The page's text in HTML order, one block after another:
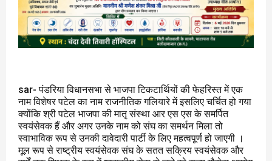
sar- पंडरिया विधानसभा से भाजपा टिकटार्थियों की फेहरिस्त में एक
नाम विशेषर पटेल का नाम राजनीतिक गलियारे में इसलिए चर्चित हो गया
क्योंकि श्री पटेल भाजपा की मातृ संस्था आर एस एस के समर्पित
स्वयंसेवक हैं और अगर उनके नाम को संघ का समर्थन मिला तो
स्वाभाविक रूप से उनकी दावेदारी पार्टी के लिए महत्वपूर्ण हो जाएगी ।
मूल रूप से राष्ट्रीय स्वयंसेवक संघ के सतत सक्रिय स्वयंसेवक और